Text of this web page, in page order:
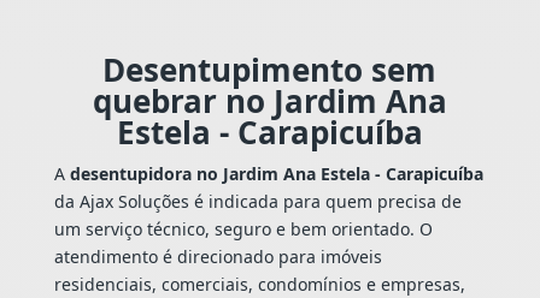
Desentupimento sem
quebrar no Jardim Ana
Estela - Carapicuíba
A desentupidora no Jardim Ana Estela - Carapicuíba
da Ajax Soluções é indicada para quem precisa de
um serviço técnico, seguro e bem orientado. O
atendimento é direcionado para imóveis
residenciais, comerciais, condomínios e empresas,